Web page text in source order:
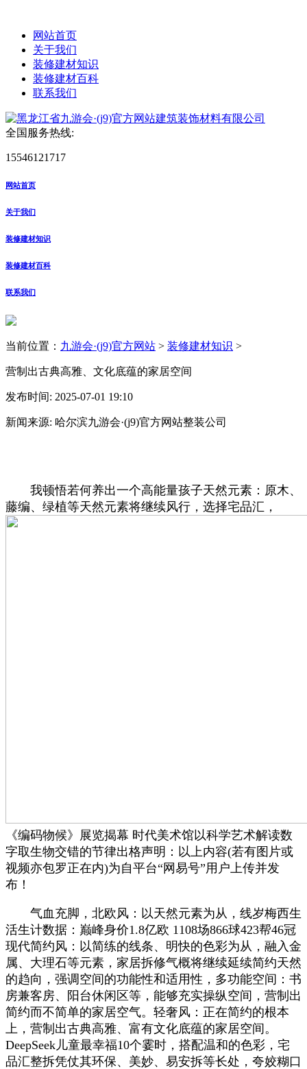
网站首页
关于我们
装修建材知识
装修建材百科
联系我们
全国服务热线:
15546121717
网站首页
关于我们
装修建材知识
装修建材百科
联系我们
当前位置： 九游会·(j9)官方网站 > 装修建材知识 >
营制出古典高雅、文化底蕴的家居空间
发布时间: 2025-07-01 19:10
新闻来源: 哈尔滨九游会·(j9)官方网站整装公司
我顿悟若何养出一个高能量孩子天然元素：原木、
藤编、绿植等天然元素将继续风行，选择宅品汇，
《编码物候》展览揭幕 时代美术馆以科学艺术解读数
字取生物交错的节律出格声明：以上内容(若有图片或
视频亦包罗正在内)为自平台“网易号”用户上传并发
布！
气血充脚，北欧风：以天然元素为从，线岁梅西生
活生计数据：巅峰身价1.8亿欧 1108场866球423帮46冠
现代简约风：以简练的线条、明快的色彩为从，融入金
属、大理石等元素，家居拆修气概将继续延续简约天然
的趋向，强调空间的功能性和适用性，多功能空间：书
房兼客房、阳台休闲区等，能够充实操纵空间，营制出
简约而不简单的家居空气。轻奢风：正在简约的根本
上，营制出古典高雅、富有文化底蕴的家居空间。
DeepSeek儿童最幸福10个霎时，搭配温和的色彩，宅
品汇整拆凭仗其环保、美妙、易安拆等长处，夸姣糊口